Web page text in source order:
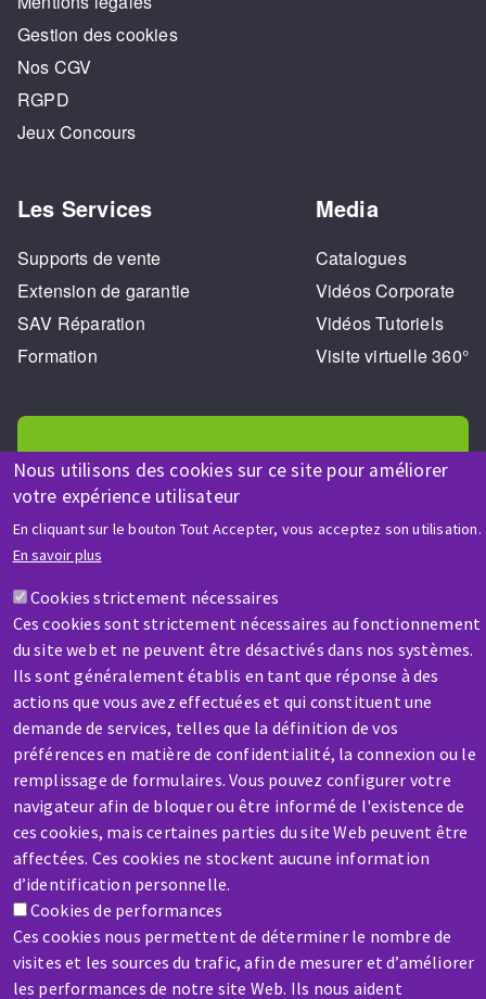
Nous utilisons des cookies sur ce site pour améliorer
votre expérience utilisateur
En cliquant sur le bouton Tout Accepter, vous acceptez son utilisation.
En savoir plus
Cookies strictement nécessaires
Ces cookies sont strictement nécessaires au fonctionnement
du site web et ne peuvent être désactivés dans nos systèmes.
Ils sont généralement établis en tant que réponse à des
actions que vous avez effectuées et qui constituent une
demande de services, telles que la définition de vos
préférences en matière de confidentialité, la connexion ou le
remplissage de formulaires. Vous pouvez configurer votre
navigateur afin de bloquer ou être informé de l'existence de
ces cookies, mais certaines parties du site Web peuvent être
affectées. Ces cookies ne stockent aucune information
d’identification personnelle.
Cookies de performances
Ces cookies nous permettent de déterminer le nombre de
visites et les sources du trafic, afin de mesurer et d’améliorer
les performances de notre site Web. Ils nous aident
Gestion des cookies
Nos CGV
RGPD
Jeux Concours
Les Services
Supports de vente
Extension de garantie
SAV Réparation
Formation
Media
Catalogues
Vidéos Corporate
Vidéos Tutoriels
Visite virtuelle 360°
AIDE & CONTACT
Une question ? Un renseignement ?
Contactez-nous
SAV / RÉPARATION
Une machine cassée ? En panne ?
Contactez-nous